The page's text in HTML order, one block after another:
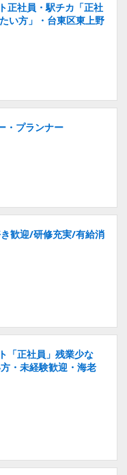
正社員・駅チカ「正社
い方」・台東区東上野
・プランナー
歓迎/研修充実/有給消
「正社員」残業少な
・未経験歓迎・海老